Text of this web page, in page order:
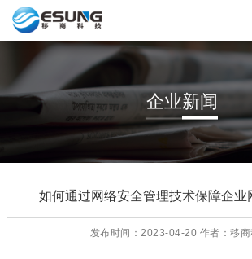
企业新闻
如何通过网络安全管理技术保障企业
发布时间：2023-04-20 作者：移商